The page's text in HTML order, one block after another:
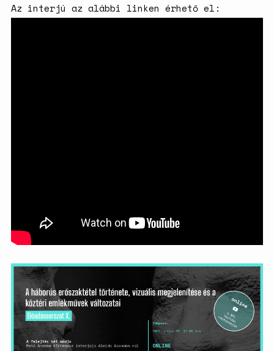
Az interjú az alábbi linken érhető el: